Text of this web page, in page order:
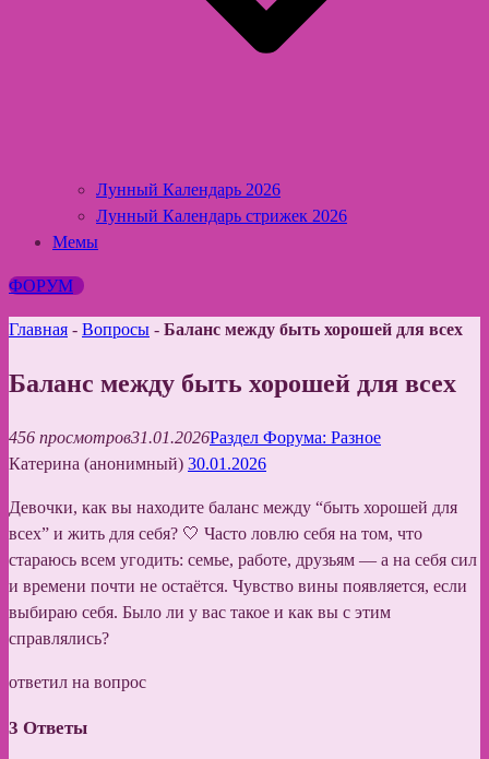
Лунный Календарь 2026
Лунный Календарь стрижек 2026
Мемы
ФОРУМ
Главная - Вопросы - Баланс между быть хорошей для всех
Баланс между быть хорошей для всех
456 просмотров31.01.2026Раздел Форума: Разное
Катерина (анонимный) 30.01.2026
Девочки, как вы находите баланс между “быть хорошей для
всех” и жить для себя? 🤍 Часто ловлю себя на том, что
стараюсь всем угодить: семье, работе, друзьям — а на себя сил
и времени почти не остаётся. Чувство вины появляется, если
выбираю себя. Было ли у вас такое и как вы с этим
справлялись?
ответил на вопрос
3 Ответы